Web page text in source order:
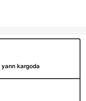
yarın kargoda